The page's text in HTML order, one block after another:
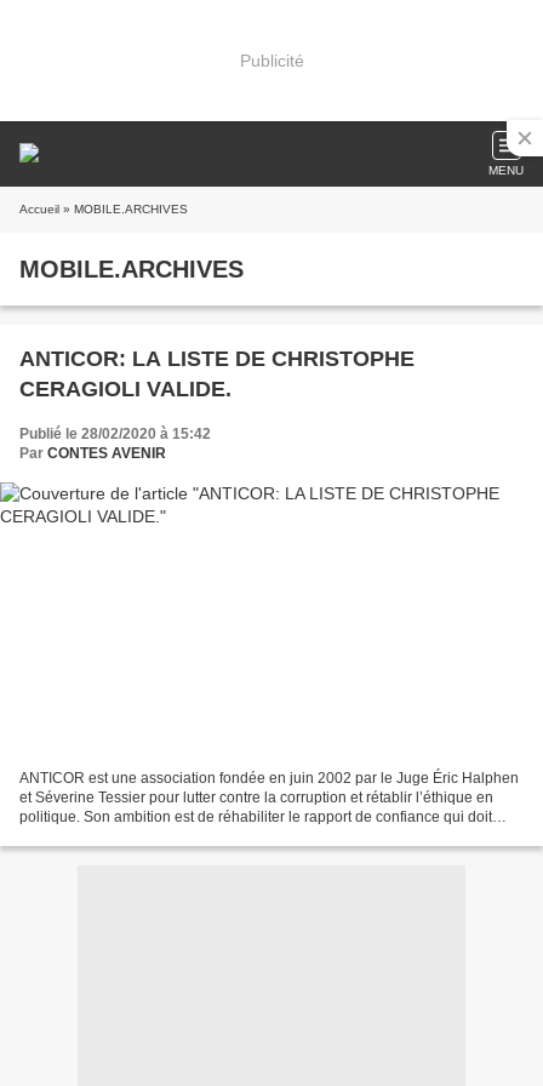
Publicité
MENU
Accueil » MOBILE.ARCHIVES
MOBILE.ARCHIVES
ANTICOR: LA LISTE DE CHRISTOPHE
CERAGIOLI VALIDE.
Publié le 28/02/2020 à 15:42
Par CONTES AVENIR
ANTICOR est une association fondée en juin 2002 par le Juge Éric Halphen
et Séverine Tessier pour lutter contre la corruption et rétablir l’éthique en
politique. Son ambition est de réhabiliter le rapport de confiance qui doit